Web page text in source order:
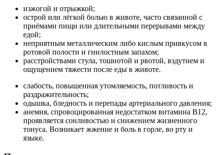
изжогой и отрыжкой;
острой или лёгкой болью в животе, часто связанной с
приёмами пищи или длительными перерывами между
едой;
неприятным металлическим либо кислым привкусом в
ротовой полости и гнилостным запахом;
расстройствами стула, тошнотой и рвотой, вздутием и
ощущением тяжести после еды в животе.
слабость, повышенная утомляемость, потливость и
раздражительность;
одышка, бледность и перепады артериального давления;
анемия, спровоцированная недостатком витамина В12,
проявляется сонливостью и снижением жизненного
тонуса. Возникает жжение и боль в горле, во рту и
языке.